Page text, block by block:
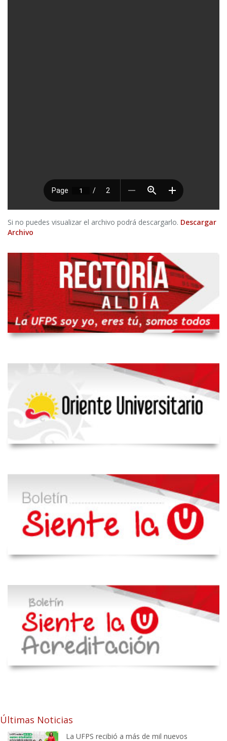
Si no puedes visualizar el archivo podrá descargarlo. Descargar
Archivo
Últimas Noticias
La UFPS recibió a más de mil nuevos